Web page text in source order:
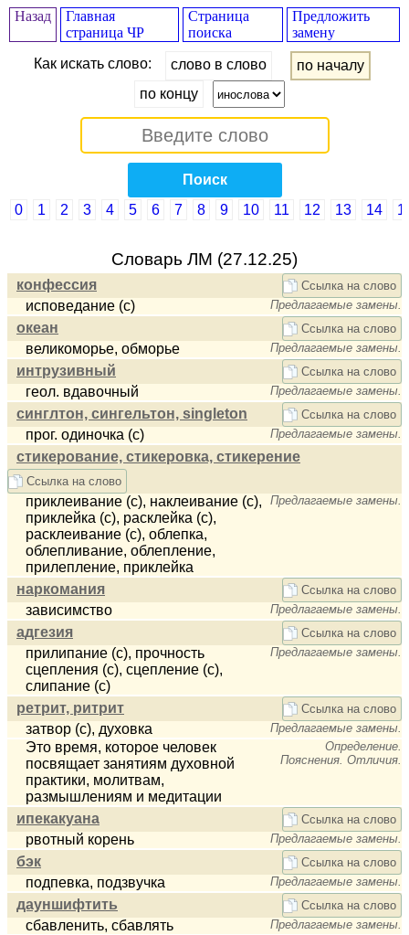
Назад
Главная
страница ЧР
Страница
поиска
Предложить
замену
Как искать слово:
слово в слово
по началу
по концу
Поиск
0
1 2 3 4 5 6 7 8 9 10 11 12 13 14
Cловарь ЛМ (27.12.25)
конфессия Ссылка на слово
исповедание (с) Предлагаемые замены.
океан Ссылка на слово
великоморье, обморье Предлагаемые замены.
интрузивный Ссылка на слово
геол. вдавочный Предлагаемые замены.
синглтон, сингельтон, singleton Ссылка на слово
прог. одиночка (с) Предлагаемые замены.
стикерование, стикеровка, стикерение
Ссылка на слово
приклеивание (с), наклеивание (с),
приклейка (с), расклейка (с),
расклеивание (с), облепка,
облепливание, облепление,
прилепление, приклейка
Предлагаемые замены.
наркомания Ссылка на слово
зависимство Предлагаемые замены.
адгезия Ссылка на слово
прилипание (с), прочность
сцепления (с), сцепление (с),
слипание (с)
Предлагаемые замены.
ретрит, ритрит Ссылка на слово
затвор (с), духовка Предлагаемые замены.
Это время, которое человек
посвящает занятиям духовной
практики, молитвам,
размышлениям и медитации
Определение.
Пояснения. Отличия.
ипекакуана Ссылка на слово
рвотный корень Предлагаемые замены.
бэк Ссылка на слово
подпевка, подзвучка Предлагаемые замены.
дауншифтить Ссылка на слово
сбавленить, сбавлять Предлагаемые замены.